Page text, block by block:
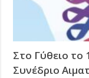
Στο Γύθειο
Συνέδριο